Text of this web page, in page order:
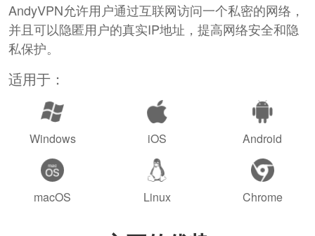
AndyVPN允许用户通过互联网访问一个私密的网络，
并且可以隐匿用户的真实IP地址，提高网络安全和隐
私保护。
适用于：
Windows iOS Android
macOS Linux Chrome